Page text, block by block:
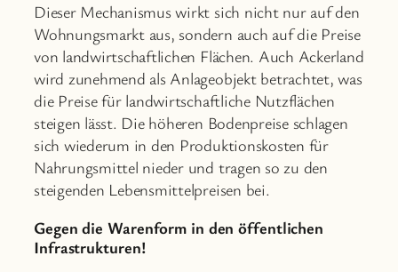
Dieser Mechanismus wirkt sich nicht nur auf den
Wohnungsmarkt aus, sondern auch auf die Preise
von landwirtschaftlichen Flächen. Auch Ackerland
wird zunehmend als Anlageobjekt betrachtet, was
die Preise für landwirtschaftliche Nutzflächen
steigen lässt. Die höheren Bodenpreise schlagen
sich wiederum in den Produktionskosten für
Nahrungsmittel nieder und tragen so zu den
steigenden Lebensmittelpreisen bei.
Gegen die Warenform in den öffentlichen
Infrastrukturen!